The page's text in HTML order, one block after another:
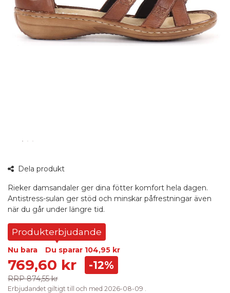
bild
Dela produkt
Rieker damsandaler ger dina fötter komfort hela dagen.
Antistress-sulan ger stöd och minskar påfrestningar även
när du går under längre tid.
Produkterbjudande
Nu bara Du sparar 104,95 kr
769,60 kr
RRP 874,55 kr
-12%
Erbjudandet giltigt till och med 2026-08-09 .